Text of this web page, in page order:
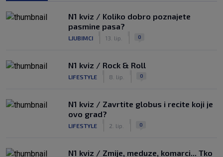
N1 kviz / Koliko dobro poznajete
pasmine pasa?
LJUBIMCI 13. lip. 0
N1 kviz / Rock & Roll
LIFESTYLE 8. lip. 0
N1 kviz / Zavrtite globus i recite koji je
ovo grad?
LIFESTYLE 2. lip. 0
N1 kviz / Zmije, meduze, komarci... Tko